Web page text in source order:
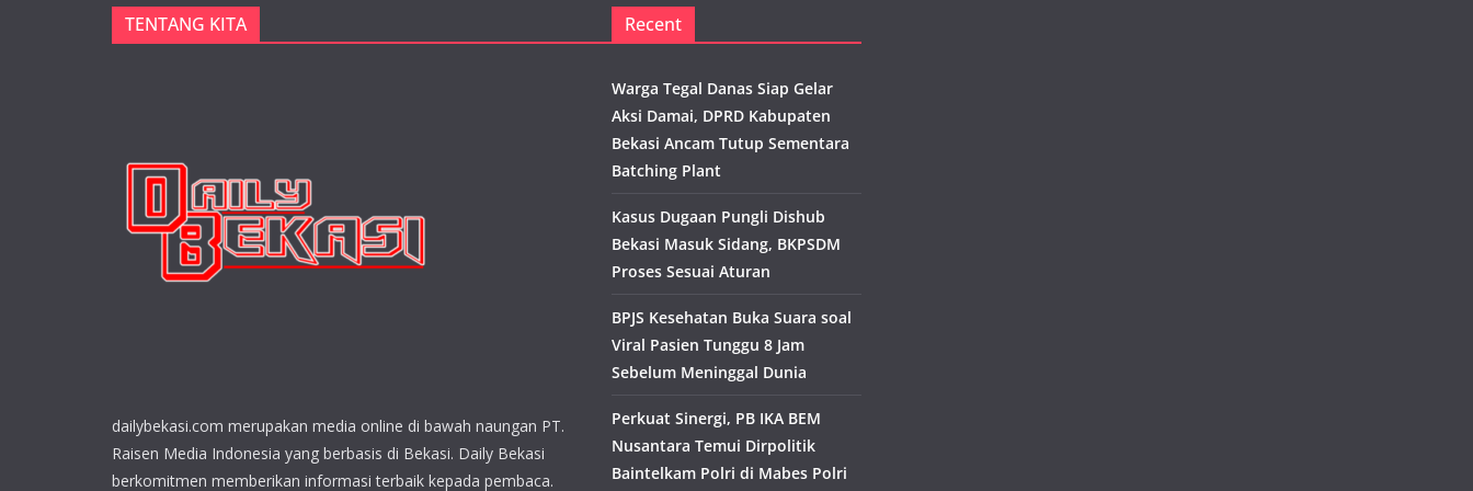
TENTANG KITA
dailybekasi.com merupakan media online di bawah naungan PT.
Raisen Media Indonesia yang berbasis di Bekasi. Daily Bekasi
berkomitmen memberikan informasi terbaik kepada pembaca.
Recent
Warga Tegal Danas Siap Gelar
Aksi Damai, DPRD Kabupaten
Bekasi Ancam Tutup Sementara
Batching Plant
Kasus Dugaan Pungli Dishub
Bekasi Masuk Sidang, BKPSDM
Proses Sesuai Aturan
BPJS Kesehatan Buka Suara soal
Viral Pasien Tunggu 8 Jam
Sebelum Meninggal Dunia
Perkuat Sinergi, PB IKA BEM
Nusantara Temui Dirpolitik
Baintelkam Polri di Mabes Polri